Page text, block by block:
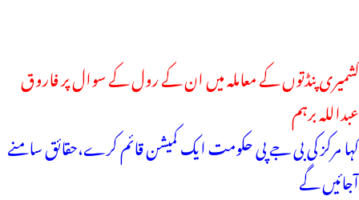
کشمیری پنڈتوں کے معاملہ میں ان کے رول کے سوال پر فاروق
عبداللہ برہم
کہا مرکز کی بی جے پی حکومت ایک کمیشن قائم کرے،حقائق سامنے
آجائیں گے